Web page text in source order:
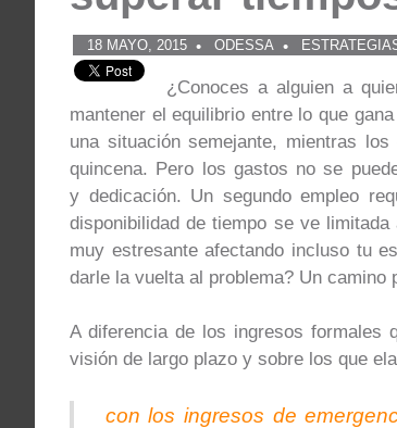
18 MAYO, 2015 ODESSA
¿Conoces a alguien a
mantener el equilibrio entre lo que
una situación semejante, mientras
quincena. Pero los gastos no se
y dedicación. Un segundo empleo
disponibilidad de tiempo se ve
muy estresante afectando incluso tu
darle la vuelta al problema? Un camino
A diferencia de los ingresos formales
visión de largo plazo y sobre los que
con los ingresos de